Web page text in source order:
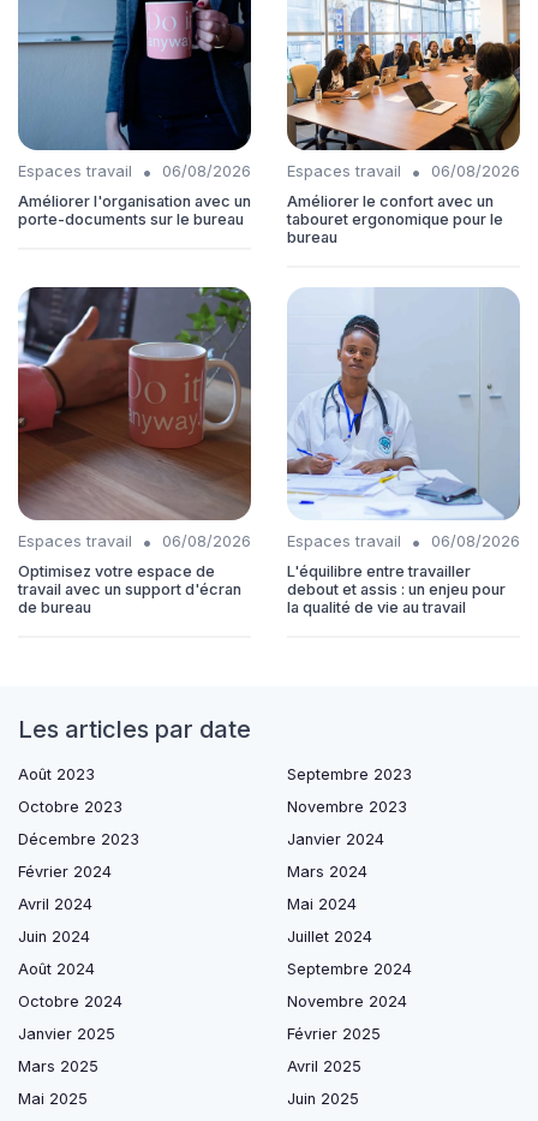
Espaces travail •
06/08/2026
Améliorer l'organisation avec un
porte-documents sur le bureau
Espaces travail •
06/08/2026
Améliorer le confort avec un
tabouret ergonomique pour le
bureau
Espaces travail •
06/08/2026
Optimisez votre espace de
travail avec un support d'écran
de bureau
Espaces travail •
06/08/2026
L'équilibre entre travailler
debout et assis : un enjeu pour
la qualité de vie au travail
Les articles par date
Août 2023
Septembre 2023
Octobre 2023
Novembre 2023
Décembre 2023
Janvier 2024
Février 2024
Mars 2024
Avril 2024
Mai 2024
Juin 2024
Juillet 2024
Août 2024
Septembre 2024
Octobre 2024
Novembre 2024
Janvier 2025
Février 2025
Mars 2025
Avril 2025
Mai 2025
Juin 2025